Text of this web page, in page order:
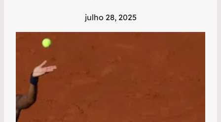
julho 28, 2025